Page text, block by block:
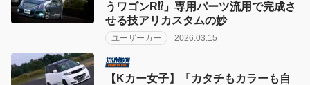
うワゴンR⁉︎」専用パーツ流用で完成さ
せる技アリカスタムの妙
ユーザーカー 2026.03.15
【Kカー女子】「カタチもカラーも自